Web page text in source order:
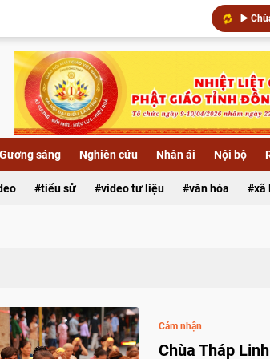
▶️ Đêm
Xã Lai
Gương sáng Nghiên cứu Nhân ái Nội bộ
tiểu sử video tư liệu văn hóa xã
Cảm nhận
Chùa Tháp